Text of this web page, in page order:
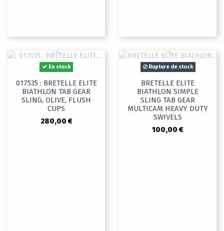
En stock
017535 : BRETELLE ELITE
BIATHLON TAB GEAR
SLING, OLIVE, FLUSH
CUPS
280,00 €
Rupture de stock
BRETELLE ELITE
BIATHLON SIMPLE
SLING TAB GEAR
MULTICAM HEAVY DUTY
SWIVELS
100,00 €